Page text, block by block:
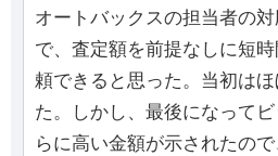
オートバックスの担当者の
で、査定額を前提なしに短
頼できると思った。当初は
た。しかし、最後になって
らに高い金額が示されたので